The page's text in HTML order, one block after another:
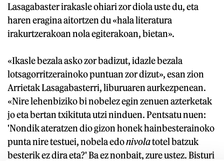
Lasagabaster irakasle ohiari zor diola uste du, eta
haren eragina aitortzen du «hala literatura
irakurtzerakoan nola egiterakoan, bietan».
«Ikasle bezala asko zor badizut, idazle bezala
lotsagorritzerainoko puntuan zor dizut», esan zion
Arrietak Lasagabasterri, liburuaren aurkezpenean.
«Nire lehenbiziko bi nobelez egin zenuen azterketak
jo eta bertan txikituta utzi ninduen. Pentsatu nuen:
'Nondik ateratzen dio gizon honek hainbesterainoko
punta nire testuei, nobela edonivolatotel batzuk
besterik ez dira eta?' Ba ez nonbait, zure ustez. Bisturi